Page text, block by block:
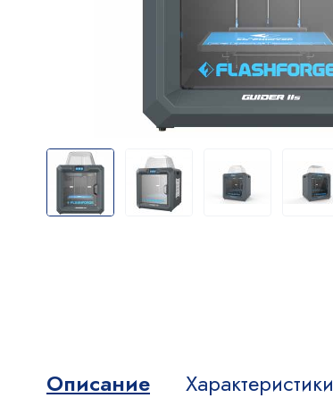
Описание Характеристики